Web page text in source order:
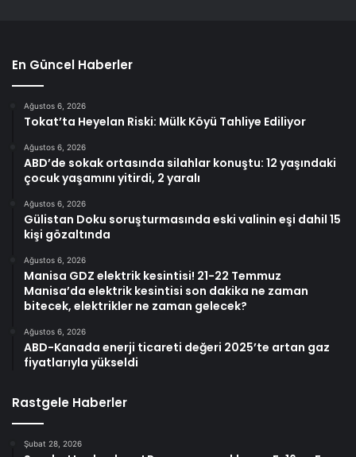
En Güncel Haberler
Ağustos 6, 2026
Tokat’ta Heyelan Riski: Mülk Köyü Tahliye Ediliyor
Ağustos 6, 2026
ABD’de sokak ortasında silahlar konuştu: 12 yaşındaki
çocuk yaşamını yitirdi, 2 yaralı
Ağustos 6, 2026
Gülistan Doku soruşturmasında eski valinin eşi dahil 15
kişi gözaltında
Ağustos 6, 2026
Manisa GDZ elektrik kesintisi! 21-22 Temmuz
Manisa’da elektrik kesintisi son dakika ne zaman
bitecek, elektrikler ne zaman gelecek?
Ağustos 6, 2026
ABD-Kanada enerji ticareti değeri 2025’te artan gaz
fiyatlarıyla yükseldi
Rastgele Haberler
Şubat 28, 2026